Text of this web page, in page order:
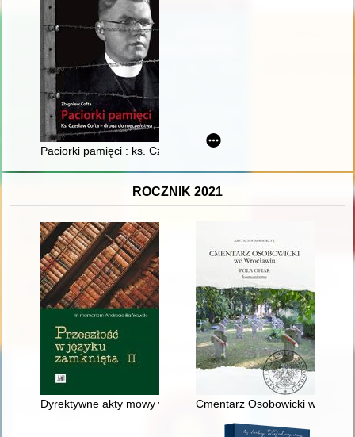
Paciorki pamięci : ks. Czesław Cofta - droga do męczeństwa
ROCZNIK 2021
Dyrektywne akty mowy w laudach sejmikowych (od II poł. XVI
Cmentarz Osobowicki we